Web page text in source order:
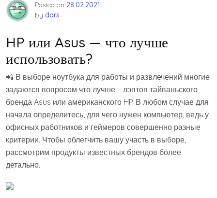
Posted on 28.02.2021
by dars
HP или Asus — что лучше
использовать?
📲 В выборе ноутбука для работы и развлечений многие
задаются вопросом что лучше – лэптоп тайваньского
бренда Asus или американского HP. В любом случае для
начала определитесь, для чего нужен компьютер, ведь у
офисных работников и геймеров совершенно разные
критерии. Чтобы облегчить вашу участь в выборе,
рассмотрим продукты известных брендов более
детально.